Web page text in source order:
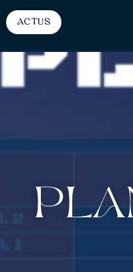
Actus